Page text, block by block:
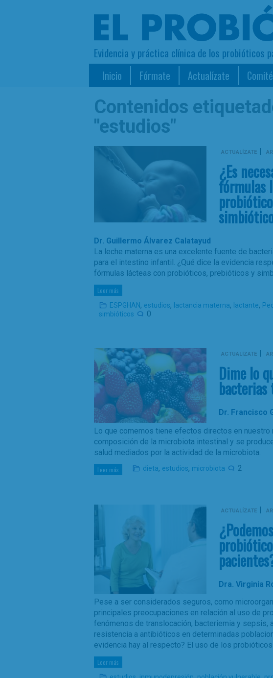
Evidencia y práctica clínica de los probióticos
Inicio Fórmate Actualízate
Contenidos
"estudios"
ACTUALÍZATE |
¿Es
fórmulas
Dr. Guillermo Álvarez Calatayud
La leche materna es una excelente fuente de
para el intestino infantil. ¿Qué dice la evidencia
fórmulas lácteas con probióticos, prebióticos y
Leer más
ESPGHAN, estudios, lactancia materna, lactante,
simbióticos 0
ACTUALÍZATE |
Dime lo
bacterias
Dr. Francisco
Lo que comemos tiene efectos directos en nuestro
composición de la microbiota intestinal y se
salud mediados por la actividad de la microbiota.
Leer más dieta, estudios, microbiota 2
ACTUALÍZATE |
Dra. Virginia
Pese a ser considerados seguros, como
principales preocupaciones en relación al uso de
fenómenos de translocación, bacteriemia y sepsis,
resistencia a antibióticos en determinadas
evidencia hay al respecto? El uso de los
Leer más